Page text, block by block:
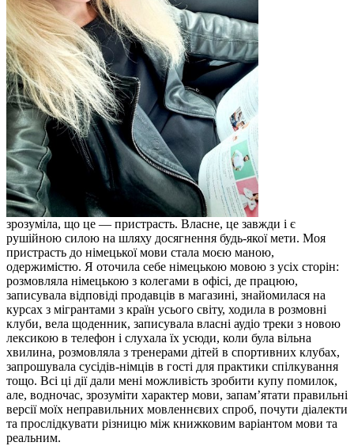
зрозуміла, що це — пристрасть. Власне, це завжди і є
рушійною силою на шляху досягнення будь-якої мети. Моя
пристрасть до німецької мови стала моєю маною,
одержимістю. Я оточила себе німецькою мовою з усіх сторін:
розмовляла німецькою з колегами в офісі, де працюю,
записувала відповіді продавців в магазині, знайомилася на
курсах з мігрантами з країн усього світу, ходила в розмовні
клуби, вела щоденник, записувала власні аудіо треки з новою
лексикою в телефон і слухала їх усюди, коли була вільна
хвилина, розмовляла з тренерами дітей в спортивних клубах,
запрошувала сусідів-німців в гості для практики спілкування
тощо. Всі ці дії дали мені можливість зробити купу помилок,
але, водночас, зрозуміти характер мови, запам’ятати правильні
версії моїх неправильних мовленнєвих спроб, почути діалекти
та прослідкувати різницю між книжковим варіантом мови та
реальним.